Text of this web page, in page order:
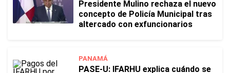
Presidente Mulino rechaza el nuevo
concepto de Policía Municipal tras
altercado con exfuncionarios
PANAMÁ
PASE-U: IFARHU explica cuándo se